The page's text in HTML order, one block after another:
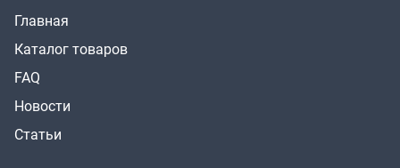
Главная
Каталог товаров
FAQ
Новости
Статьи